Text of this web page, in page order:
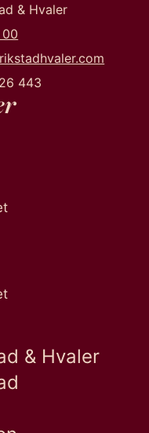
& Hvaler
443
& Hvaler